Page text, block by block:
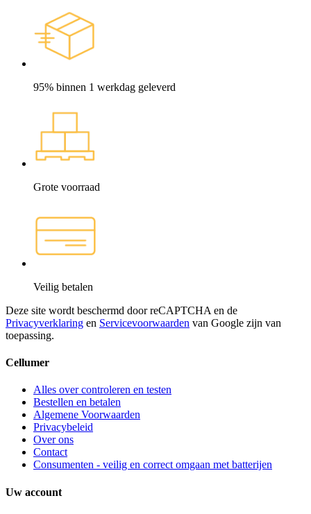
95% binnen 1 werkdag geleverd
Grote voorraad
Veilig betalen
Deze site wordt beschermd door reCAPTCHA en de
Privacyverklaring en Servicevoorwaarden van Google zijn van
toepassing.
Cellumer
Alles over controleren en testen
Bestellen en betalen
Algemene Voorwaarden
Privacybeleid
Over ons
Contact
Consumenten - veilig en correct omgaan met batterijen
Uw account